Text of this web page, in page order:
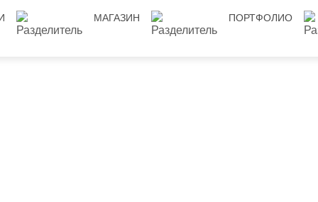
МАГАЗИН ПОРТФОЛИО